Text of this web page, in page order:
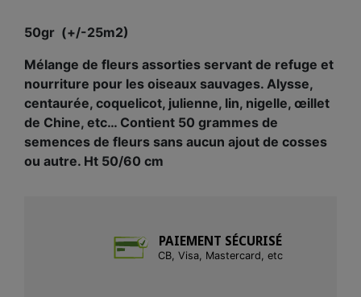
50gr (+/-25m2)
Mélange de fleurs assorties servant de refuge et
nourriture pour les oiseaux sauvages. Alysse,
centaurée, coquelicot, julienne, lin, nigelle, œillet
de Chine, etc… Contient 50 grammes de
semences de fleurs sans aucun ajout de cosses
ou autre. Ht 50/60 cm
PAIEMENT SÉCURISÉ
CB, Visa, Mastercard, etc